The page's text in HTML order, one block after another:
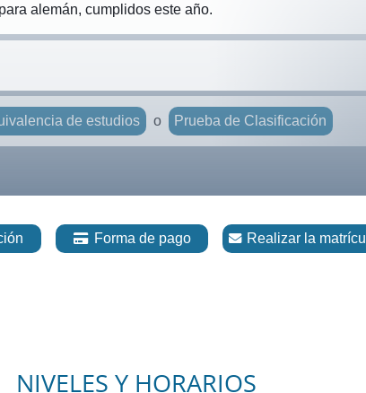
alemán, cumplidos este año.
de estudios o Prueba de Clasificación
Forma de pago Realizar la
NIVELES Y HORARIOS